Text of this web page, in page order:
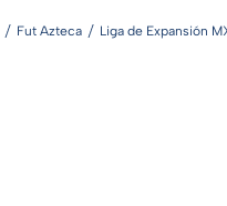
Fut Azteca Liga de Expansión